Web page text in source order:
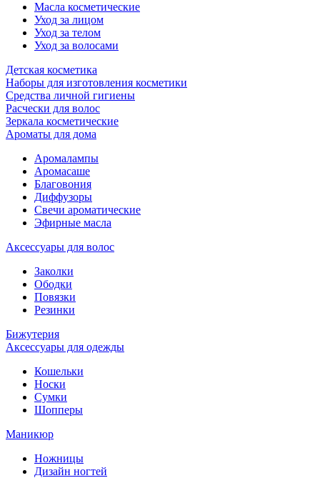
Масла косметические
Уход за лицом
Уход за телом
Уход за волосами
Детская косметика
Наборы для изготовления косметики
Средства личной гигиены
Расчески для волос
Зеркала косметические
Ароматы для дома
Аромалампы
Аромасаше
Благовония
Диффузоры
Свечи ароматические
Эфирные масла
Аксессуары для волос
Заколки
Ободки
Повязки
Резинки
Бижутерия
Аксессуары для одежды
Кошельки
Носки
Сумки
Шопперы
Маникюр
Ножницы
Дизайн ногтей